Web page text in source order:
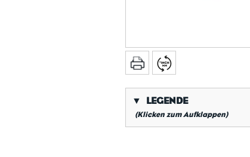
▼ LEGENDE
(Klicken zum Aufklappen)